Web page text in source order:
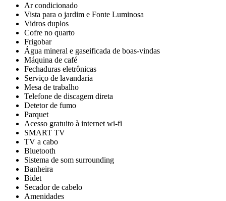
Ar condicionado
Vista para o jardim e Fonte Luminosa
Vidros duplos
Cofre no quarto
Frigobar
Água mineral e gaseificada de boas-vindas
Máquina de café
Fechaduras eletrônicas
Serviço de lavandaria
Mesa de trabalho
Telefone de discagem direta
Detetor de fumo
Parquet
Acesso gratuito à internet wi-fi
SMART TV
TV a cabo
Bluetooth
Sistema de som surrounding
Banheira
Bidet
Secador de cabelo
Amenidades